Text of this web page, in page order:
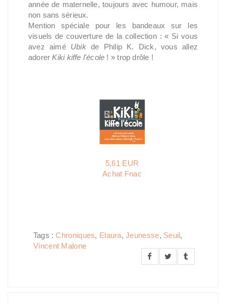
année de maternelle, toujours avec humour, mais
non sans sérieux.
Mention spéciale pour les bandeaux sur les
visuels de couverture de la collection : « Si vous
avez aimé Ubikde Philip K. Dick, vous allez
adorerKiki kiffe l'école ! » trop drôle !
5,61 EUR
Achat Fnac
Tags :Chroniques, Elaura,Jeunesse, Seuil,
Vincent Malone